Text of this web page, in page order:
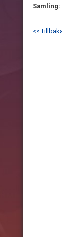
Samling:
<< Tillbaka